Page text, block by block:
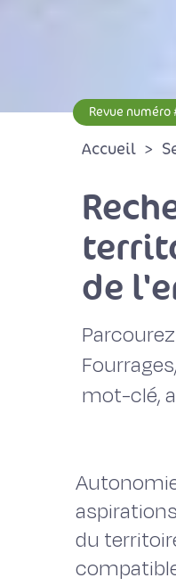
Revue numéro
Accueil
de
mot-clé,
du